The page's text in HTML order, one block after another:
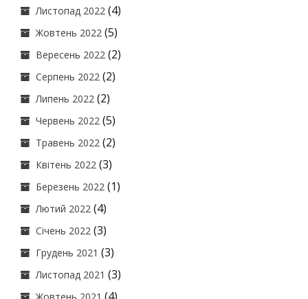
Листопад 2022 (4)
Жовтень 2022 (5)
Вересень 2022 (2)
Серпень 2022 (2)
Липень 2022 (2)
Червень 2022 (5)
Травень 2022 (2)
Квітень 2022 (3)
Березень 2022 (1)
Лютий 2022 (4)
Січень 2022 (3)
Грудень 2021 (3)
Листопад 2021 (3)